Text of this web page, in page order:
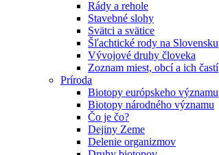
Rády a rehole
Stavebné slohy
Svätci a svätice
Šľachtické rody na Slovensku
Vývojové druhy človeka
Zoznam miest, obcí a ich častí
Príroda
Biotopy európskeho významu
Biotopy národného významu
Čo je čo?
Dejiny Zeme
Delenie organizmov